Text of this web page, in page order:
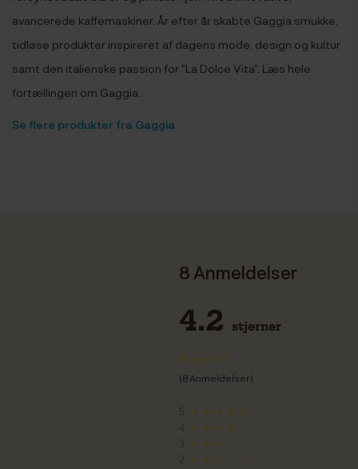
avancerede kaffemaskiner. År efter år skabte Gaggia smukke,
tidløse produkter inspireret af dagens mode, design og kultur
samt den italienske passion for "La Dolce Vita". Læs hele
fortællingen om Gaggia .
Se flere produkter fra Gaggia
8 Anmeldelser
4.2 stjerner
(8 Anmeldelser)
★★★★★
★★★★☆
★★★☆☆
2 ★★☆☆☆